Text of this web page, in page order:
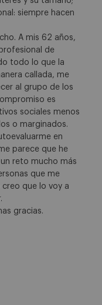
siempre hacen
A mis 62 años,
de
todo lo que la
callada, me
al grupo de los
es
sociales menos
o marginados.
en
parece que he
reto mucho más
que me
que lo voy a
gracias.